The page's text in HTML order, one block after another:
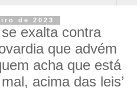
de 2023
exalta contra
que advém
acha que está
acima das leis’